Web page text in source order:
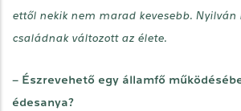
ettől nekik nem marad kevesebb. Nyilván
családnak változott az élete.
– Észrevehető egy államfő
édesanya?